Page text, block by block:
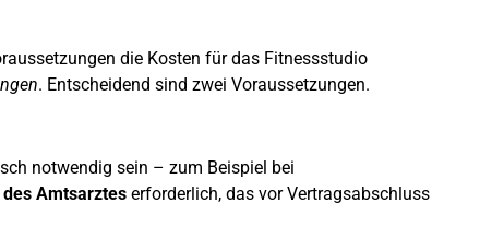
die Kosten für das Fitnessstudio
. Entscheidend sind zwei Voraussetzungen.
notwendig sein – zum Beispiel bei
Amtsarztes erforderlich, das vor Vertragsabschluss